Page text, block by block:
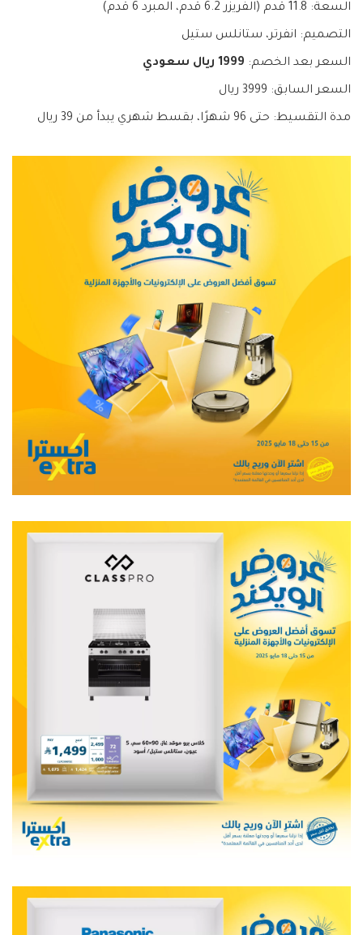
السعة: 11.8 قدم (الفريزر 6.2 قدم، المبرد 6 قدم)
التصميم: انفرتر، ستانلس ستيل
السعر بعد الخصم: 1999 ريال سعودي
السعر السابق: 3999 ريال
مدة التقسيط: حتى 96 شهرًا، بقسط شهري يبدأ من 39 ريال